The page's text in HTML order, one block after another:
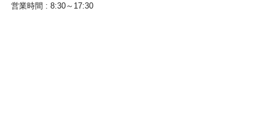
営業時間 : 8:30～17:30